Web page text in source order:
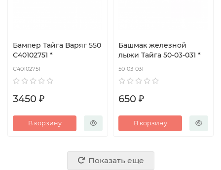
Бампер Тайга Варяг 550
С40102751 *
С40102751
3450 ₽
В корзину
Башмак железной
лыжи Тайга 50-03-031 *
50-03-031
650 ₽
В корзину
Показать еще